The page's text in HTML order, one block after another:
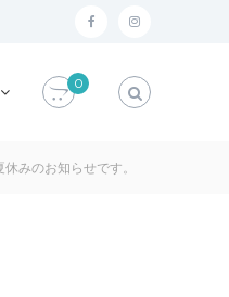
f i
0
みのお知らせです。